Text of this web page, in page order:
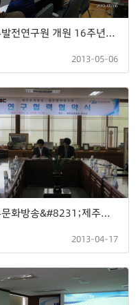
제주발전연구원 개원 16주년 기념식
2013-05-06
제주문화방송&#8231;제주발전연구원 제주학연구센터 연구협력 협약식
2013-04-17